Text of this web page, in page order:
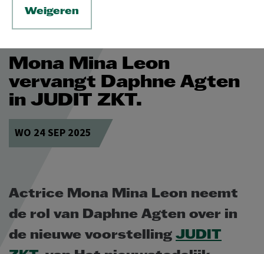
Mona Mina Leon
vervangt Daphne Agten
in JUDIT ZKT.
WO 24 SEP 2025
Actrice Mona Mina Leon neemt
de rol van Daphne Agten over in
de nieuwe voorstelling JUDIT
Weigeren